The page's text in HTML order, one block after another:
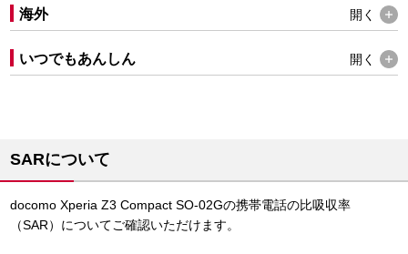
海外 開く
いつでもあんしん 開く
SARについて
docomo Xperia Z3 Compact SO-02Gの携帯電話の比吸収率
（SAR）についてご確認いただけます。